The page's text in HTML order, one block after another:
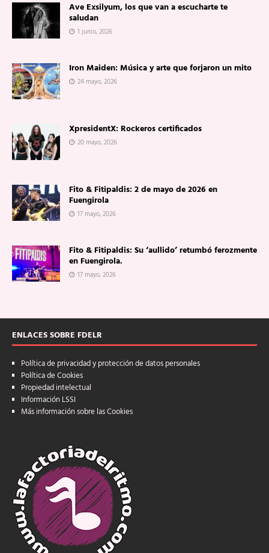
Ave Exsilyum, los que van a escucharte te
saludan
1 junio, 2026
Iron Maiden: Música y arte que forjaron un mito
24 mayo, 2026
XpresidentX: Rockeros certificados
20 mayo, 2026
Fito & Fitipaldis: 2 de mayo de 2026 en
Fuengirola
17 mayo, 2026
Fito & Fitipaldis: Su ‘aullido’ retumbó ferozmente
en Fuengirola.
17 mayo, 2026
ENLACES SOBRE FDELR
Política de privacidad y protección de datos personales
Política de Cookies
Propiedad intelectual
Información LSSI
Más información sobre las Cookies